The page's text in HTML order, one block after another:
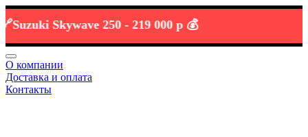
Skywave 250 -219 000 р 💰
О компании
Доставка и оплата
Контакты